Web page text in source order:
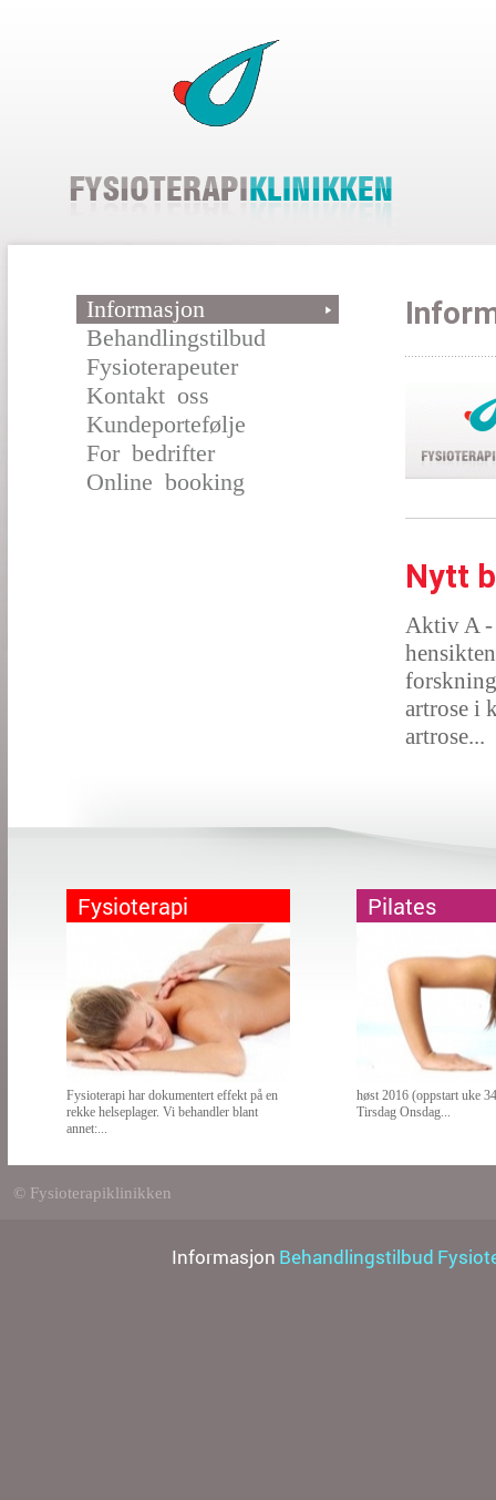
Informasjon
Behandlingstilbud
Fysioterapeuter
Kontakt oss
Kundeportefølje
For bedrifter
Online booking
Nytt
Aktiv A -
artrose i
artrose...
Fysioterapi
Fysioterapi har dokumentert effekt på en
rekke helseplager. Vi behandler blant
annet:...
Pilates
høst 2016 (oppstart uke
Tirsdag Onsdag...
© Fysioterapiklinikken
Informasjon Behandlingstilbud